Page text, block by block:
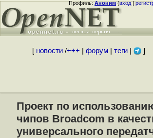
Профиль:Аноним(вход|
[ новости/+++ форум| теги| ]
Проект по
чипов Broadcom в
универсального